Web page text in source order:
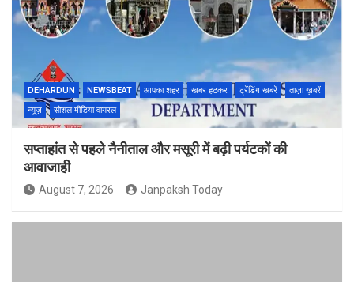
DEHARDUN NEWSBEAT आपका शहर खबर हटकर ट्रेंडिंग खबरें
ताज़ा ख़बरें
न्यूज़
सोशल मीडिया वायरल
सप्ताहांत से पहले नैनीताल और मसूरी में बढ़ी पर्यटकों की
आवाजाही
August 7, 2026 Janpaksh Today